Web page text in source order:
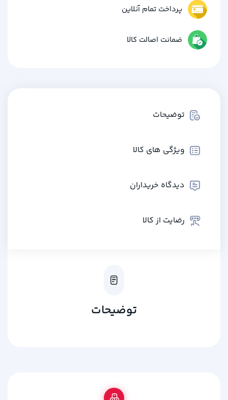
پرداخت تمام آنلاین
ضمانت اصالت کالا
توضیحات
ویژگی های کالا
دیدگاه خریداران
رضایت از کالا
توضیحات